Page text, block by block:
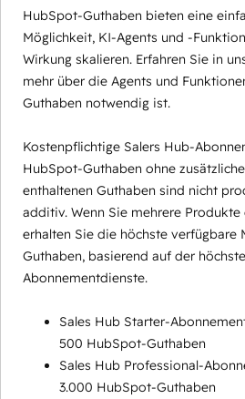
HubSpot-Guthaben bieten eine
Möglichkeit, KI-Agents und -
Wirkung skalieren. Erfahren Sie in
mehr über die Agents und
Guthaben notwendig ist.
Kostenpflichtige Salers Hub-
HubSpot-Guthaben ohne
enthaltenen Guthaben sind nicht
additiv. Wenn Sie mehrere
erhalten Sie die höchste verfügbare
Guthaben, basierend auf der
Abonnementdienste.
Sales Hub Starter-
500 HubSpot-Guthaben
Sales Hub Professional-
3.000 HubSpot-Guthaben